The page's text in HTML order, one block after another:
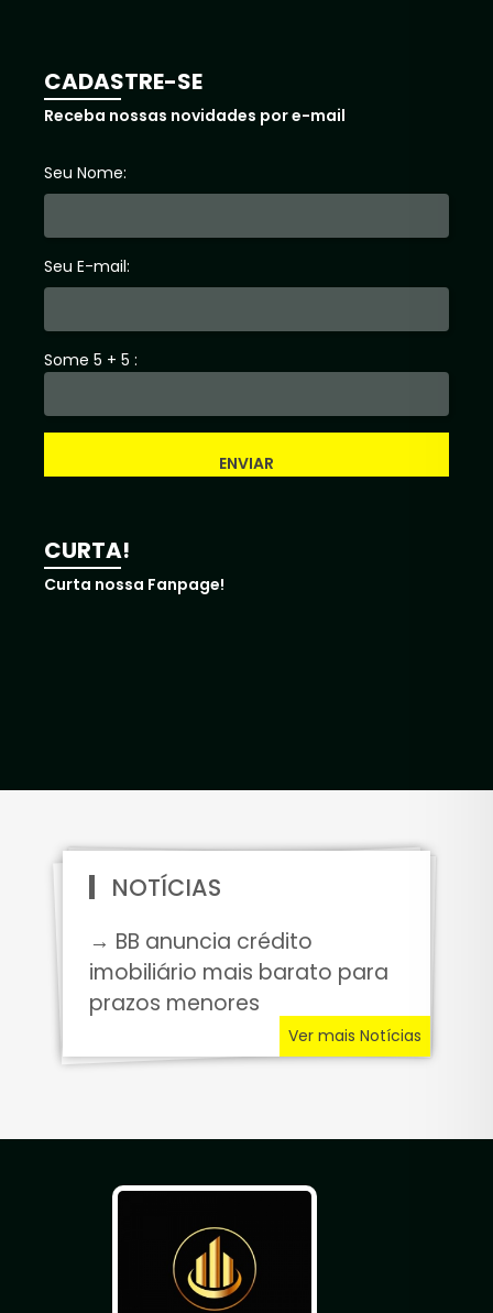
CADASTRE-SE
Receba nossas novidades por e-mail
Seu Nome:
Seu E-mail:
Some 5 + 5 :
ENVIAR
CURTA!
Curta nossa Fanpage!
NOTÍCIAS
→ BB anuncia crédito
imobiliário mais barato para
prazos menores
Ver mais Notícias